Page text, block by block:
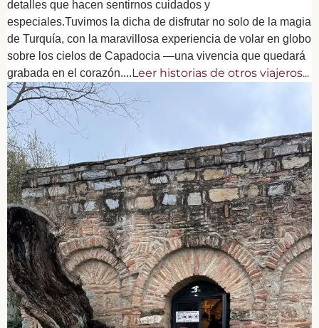
detalles que hacen sentirnos cuidados y
especiales.Tuvimos la dicha de disfrutar no solo de la magia
de Turquía, con la maravillosa experiencia de volar en globo
sobre los cielos de Capadocia —una vivencia que quedará
grabada en el corazón....Leer historias de otros viajeros...